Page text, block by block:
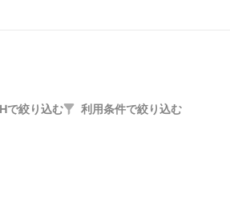
で絞り込む 利用条件で絞り込む